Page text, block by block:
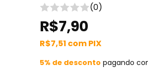
(0)
R$7,90
R$7,51 comPIX
5% de desconto pagando